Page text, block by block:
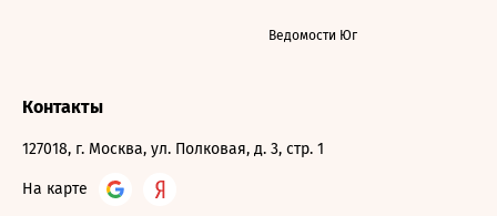
Ведомости Юг
Контакты
127018, г. Москва, ул. Полковая, д. 3, стр. 1
На карте